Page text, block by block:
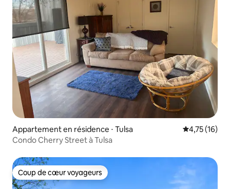
Appartement en résidence ⋅ Tulsa Évaluation
4,75 (16)
Condo Cherry Street à Tulsa
Coup de cœur voyageurs
Coup de cœur voyageurs